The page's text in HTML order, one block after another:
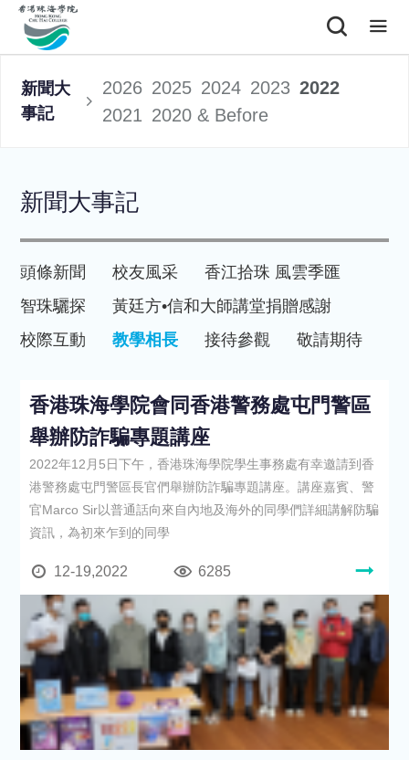
新聞大
事記
2026 2025 2024 2023 2022
2021 2020 & Before
新聞大事記
頭條新聞 校友風采
香江拾珠 風雲季匯
智珠驪探
黃廷方•信和大師講堂捐贈感謝
校際互動
教學相長 接待參觀 敬請期待
香港珠海學院會同香港警務處屯門警區
舉辦防詐騙專題講座
2022年12月5日下午，香港珠海學院學生事務處有幸邀請到香
港警務處屯門警區長官們舉辦防詐騙專題講座。講座嘉賓、警
官Marco Sir以普通話向來自內地及海外的同學們詳細講解防騙
資訊，為初來乍到的同學
12-19,2022 6285